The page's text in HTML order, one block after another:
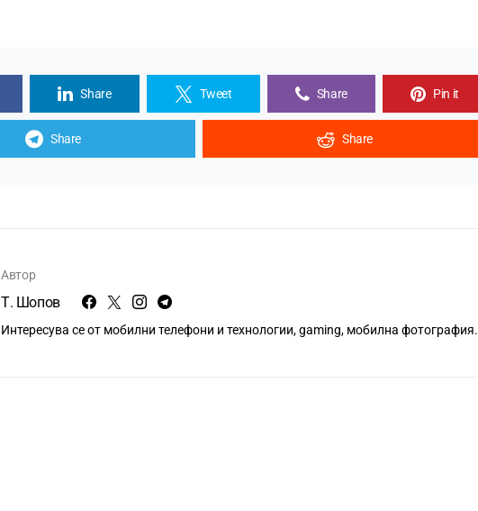
Share Tweet Share Pin it
Share Share
Автор
Т. Шопов
Интересува се от мобилни телефони и технологии, gaming, мобилна фотография.